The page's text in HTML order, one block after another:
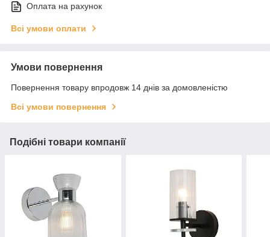
Оплата на рахунок
Всі умови оплати
Умови повернення
Повернення товару впродовж 14 днів за домовленістю
Всі умови повернення
Подібні товари компанії